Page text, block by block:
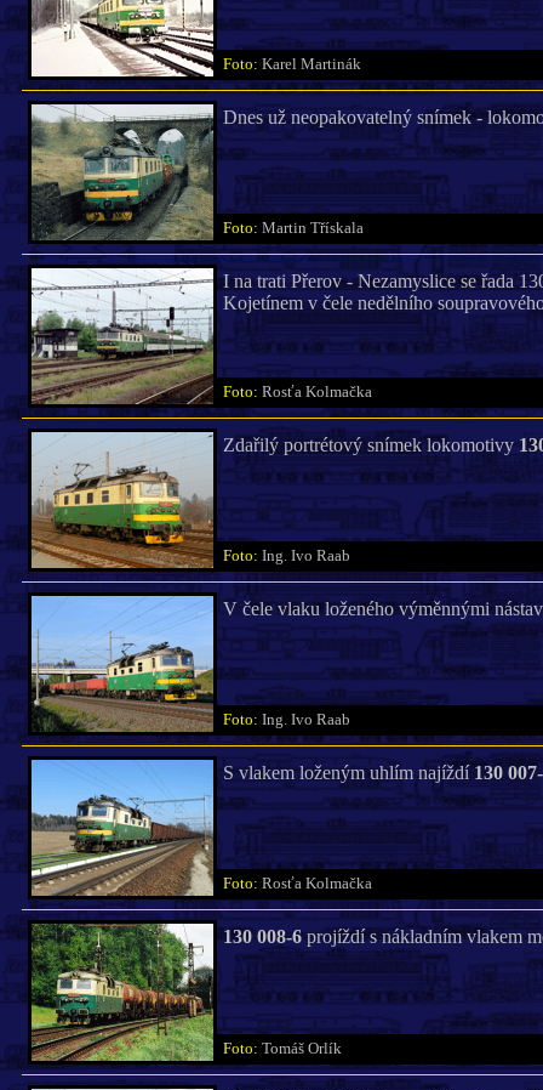
Foto: Karel Martinák
Dnes už neopakovatelný snímek -
Foto: Martin Třískala
I na trati Přerov - Nezamyslice se řada
Kojetínem v čele nedělního
Foto: Rosťa Kolmačka
Zdařilý portrétový snímek lokomotivy
Foto: Ing. Ivo Raab
V čele vlaku loženého výměnnými
Foto: Ing. Ivo Raab
S vlakem loženým uhlím najíždí130
Foto: Rosťa Kolmačka
130 008-6projíždí s nákladním vlakem
Foto: Tomáš Orlík